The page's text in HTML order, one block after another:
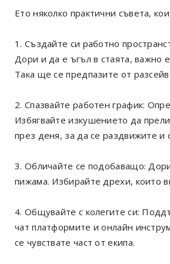
Ето няколко практични съвета,
1. Създайте си работно
Дори и да е ъгъл в стаята, важно
Така ще се предпазите от
2. Спазвайте работен график:
Избягвайте изкушението да
през деня, за да се раздвижите и
3. Обличайте се подобаващо:
пижама. Избирайте дрехи, които
4. Общувайте с колегите си:
чат платформите и онлайн
се чувствате част от екипа.